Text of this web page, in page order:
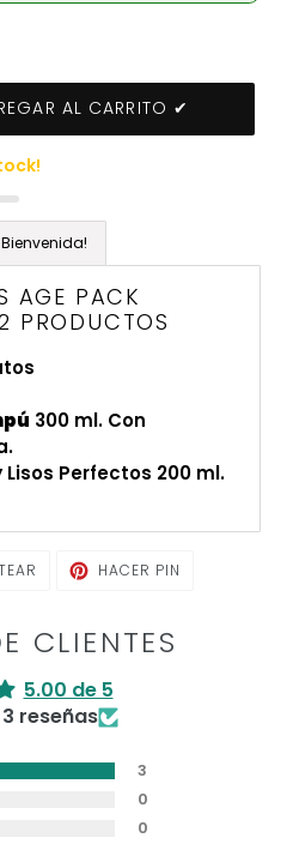
AL CARRITO ✔
AGE PACK
PRODUCTOS
300 ml. Con
Lisos Perfectos 200 ml.
TUITEARHACER PIN
CLIENTES
5.00 de 5
reseñas
3
0
0